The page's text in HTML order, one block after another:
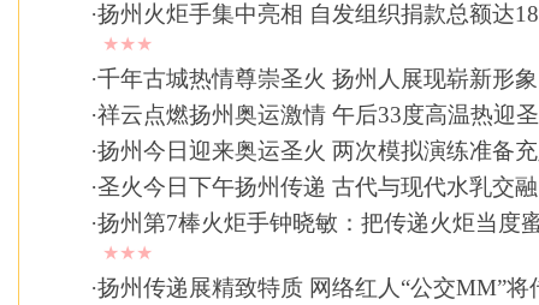
·扬州火炬手集中亮相 自发组织捐款总额达
★★★
·千年古城热情尊崇圣火 扬州人展现崭新形象
·祥云点燃扬州奥运激情 午后33度高温热迎
·扬州今日迎来奥运圣火 两次模拟演练准备
·圣火今日下午扬州传递 古代与现代水乳交融
·扬州第7棒火炬手钟晓敏：把传递火炬当度
★★★
·扬州传递展精致特质 网络红人“公交MM”将